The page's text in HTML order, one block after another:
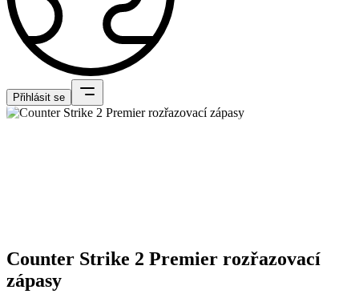
Přihlásit se
Counter Strike 2 Premier rozřazovací
zápasy